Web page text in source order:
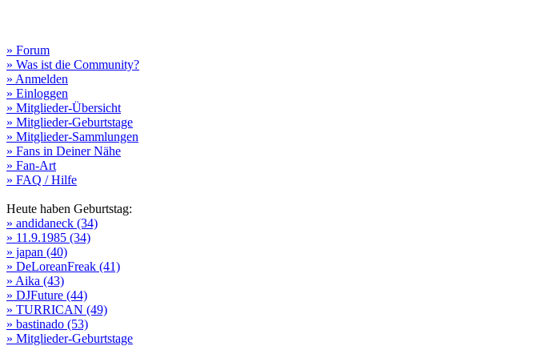
» Forum
» Was ist die Community?
» Anmelden
» Einloggen
» Mitglieder-Übersicht
» Mitglieder-Geburtstage
» Mitglieder-Sammlungen
» Fans in Deiner Nähe
» Fan-Art
» FAQ / Hilfe
Heute haben Geburtstag:
» andidaneck (34)
» 11.9.1985 (34)
» japan (40)
» DeLoreanFreak (41)
» Aika (43)
» DJFuture (44)
» TURRICAN (49)
» bastinado (53)
» Mitglieder-Geburtstage